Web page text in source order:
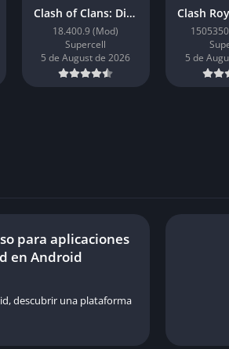
Clash of Clans: Dinero Infinito
18.400.9 (Mod)
Supercell
5 de August de 2026
5 de
para aplicaciones
en Android
descubrir una plataforma